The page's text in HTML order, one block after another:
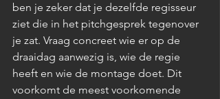
ben je zeker dat je dezelfde regisseur
ziet die in het pitchgesprek tegenover
je zat. Vraag concreet wie er op de
draaidag aanwezig is, wie de regie
heeft en wie de montage doet. Dit
voorkomt de meest voorkomende